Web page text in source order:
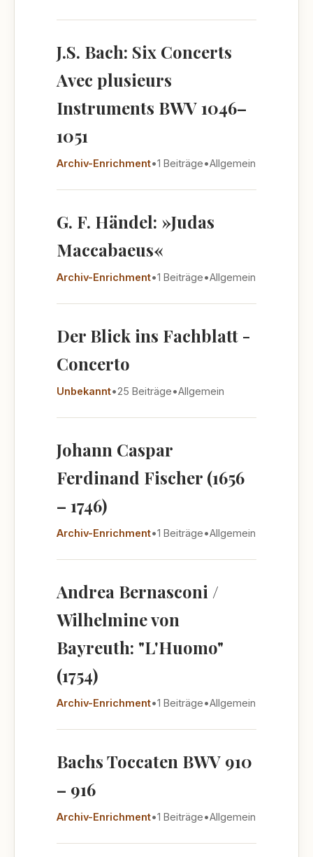
J.S. Bach: Six Concerts
Avec plusieurs
Instruments BWV 1046–
1051
Archiv-Enrichment•1 Beiträge•Allgemein
G. F. Händel: »Judas
Maccabaeus«
Archiv-Enrichment•1 Beiträge•Allgemein
Der Blick ins Fachblatt -
Concerto
Unbekannt•25 Beiträge•Allgemein
Johann Caspar
Ferdinand Fischer (1656
– 1746)
Archiv-Enrichment•1 Beiträge•Allgemein
Andrea Bernasconi /
Wilhelmine von
Bayreuth: "L'Huomo"
(1754)
Archiv-Enrichment•1 Beiträge•Allgemein
Bachs Toccaten BWV 910
– 916
Archiv-Enrichment•1 Beiträge•Allgemein